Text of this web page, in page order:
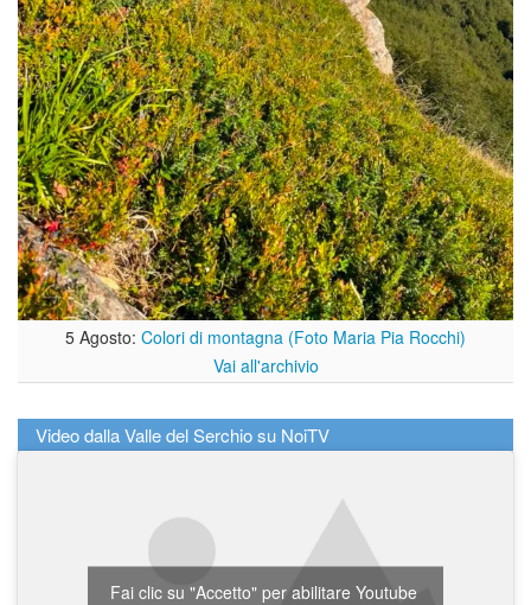
5 Agosto: Colori di montagna (Foto Maria Pia Rocchi)
Vai all'archivio
Video dalla Valle del Serchio su NoiTV
Fai clic su "Accetto" per abilitare Youtube